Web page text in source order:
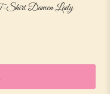
Damen Lady